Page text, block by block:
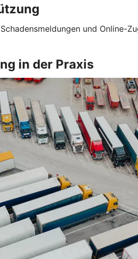
und Online-
in der Praxis